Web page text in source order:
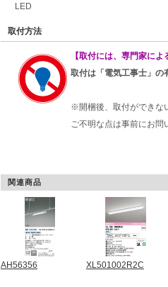
LED
取付方法
【取付には、専門家によ
取付は「電気工事士」の
※開梱後、取付ができな
ご不明な点は事前にお問
関連商品
AH56356 XL501002R2C